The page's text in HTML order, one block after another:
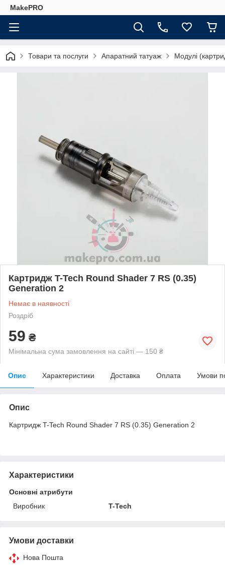
MakePRO
Товари та послуги Апаратний татуаж Модулі
Картридж T-Tech Round Shader 7 RS (0.35)
Generation 2
Немає в наявності
Роздріб
59 ₴
Мінімальна сума замовлення на сайті — 150 ₴
Опис Характеристики Доставка Оплата Умови
Опис
Картридж T-Tech Round Shader 7 RS (0.35) Generation 2
Характеристики
Основні атрибути
Виробник
T-Tech
Умови доставки
Нова Пошта